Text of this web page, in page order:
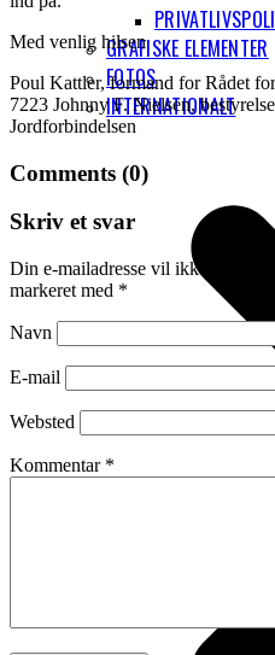
GRAFISKE ELEMENTER
FOTOS
INTERNATIONALT
Med venlig hilsen
Poul Kattler, formand for Rådet
7223 Johnny F. Nielsen,
Jordforbindelsen
Comments (0)
Skriv et svar
Din e-mailadresse vil ikke blive
markeret med *
Navn
E-mail
Websted
Kommentar *